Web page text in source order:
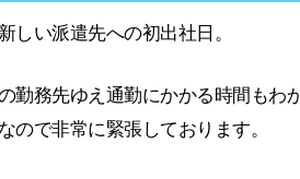
しい派遣先への初出社日。
勤務先ゆえ通勤にかかる時間もわ
ので非常に緊張しております。